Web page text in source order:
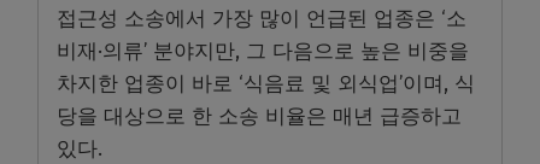
접근성 소송에서 가장 많이 언급된 업종은 ‘소
비재·의류’ 분야지만, 그 다음으로 높은 비중을
차지한 업종이 바로 ‘식음료 및 외식업’이며, 식
당을 대상으로 한 소송 비율은 매년 급증하고
있다.